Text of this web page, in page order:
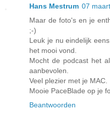
Hans Mestrum 07
Maar de foto's en je
;-)
Leuk je nu eindelijk
het mooi vond.
Mocht de podcast het
aanbevolen.
Veel plezier met je MAC.
Mooie PaceBlade op je
Beantwoorden